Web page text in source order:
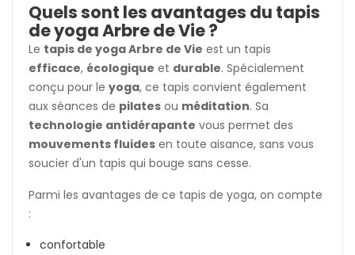
Quels sont les avantages du tapis
de yoga Arbre de Vie ?
Le tapis de yoga Arbre de Vie est un tapis
efficace, écologique et durable. Spécialement
conçu pour le yoga, ce tapis convient également
aux séances de pilates ou méditation. Sa
technologie antidérapante vous permet des
mouvements fluides en toute aisance, sans vous
soucier d'un tapis qui bouge sans cesse.
Parmi les avantages de ce tapis de yoga, on compte
:
confortable